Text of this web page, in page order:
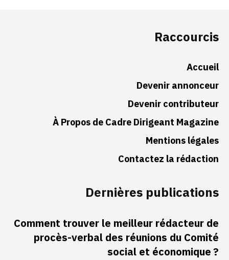
Raccourcis
Accueil
Devenir annonceur
Devenir contributeur
À Propos de Cadre Dirigeant Magazine
Mentions légales
Contactez la rédaction
Dernières publications
Comment trouver le meilleur rédacteur de
procès-verbal des réunions du Comité
social et économique ?